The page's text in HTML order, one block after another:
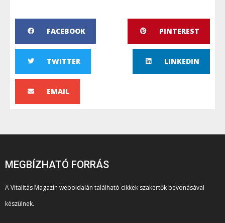
FACEBOOK PINTEREST
TWITTER LINKEDIN
EMAIL
MEGBÍZHATÓ FORRÁS
A Vitalitás Magazin weboldalán található cikkek szakértők bevonásával
készülnek.